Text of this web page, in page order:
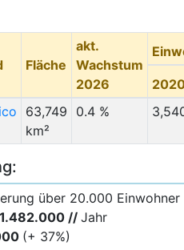
Fläche
akt.
Wachstum
2026
63,749
km²
0.4 %
über 20.000 Einwohner
1.482.000 // Jahr
(+ 37%)